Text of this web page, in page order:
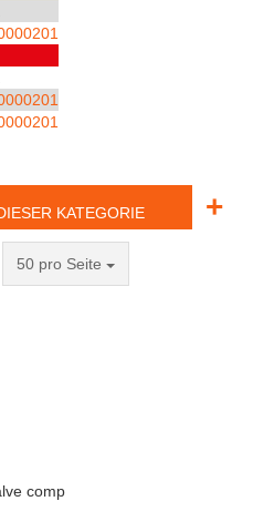
KATEGORIE +
50 pro Seite